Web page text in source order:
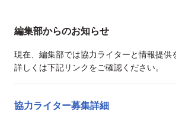
編集部からのお知らせ
現在、編集部では協力ライターと情報提供
詳しくは下記リンクをご確認ください。
協力ライター募集詳細